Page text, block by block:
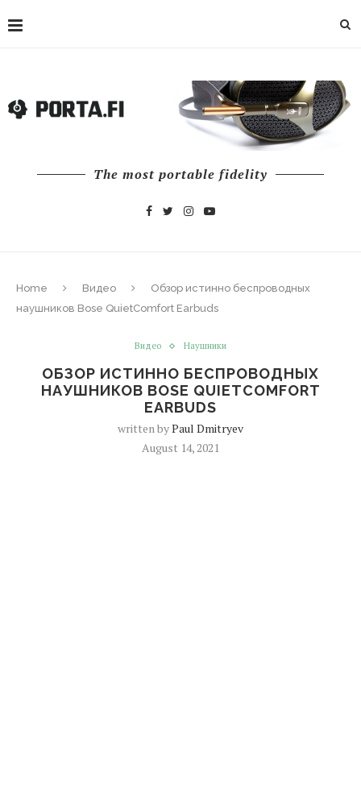
The most portable fidelity
Home Видео
Обзор истинно беспроводных
наушников Bose QuietComfort Earbuds
Видео Наушники
ОБЗОР ИСТИННО БЕСПРОВОДНЫХ
НАУШНИКОВ BOSE QUIETCOMFORT
EARBUDS
written byPaul Dmitryev
August 14, 2021